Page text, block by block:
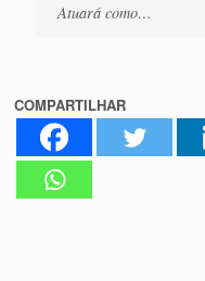
Atuará como…
COMPARTILHAR